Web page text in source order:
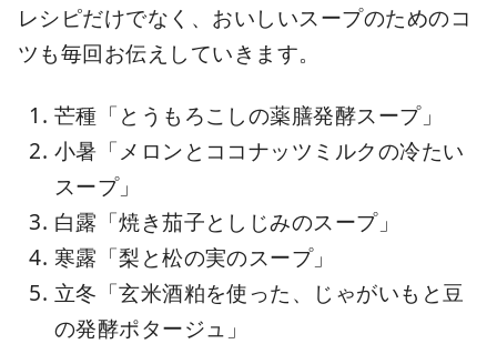
レシピだけでなく、おいしいスープのためのコ
ツも毎回お伝えしていきます。
芒種「とうもろこしの薬膳発酵スープ」
小暑「メロンとココナッツミルクの冷たい
スープ」
白露「焼き茄子としじみのスープ」
寒露「梨と松の実のスープ」
立冬「玄米酒粕を使った、じゃがいもと豆
の発酵ポタージュ」